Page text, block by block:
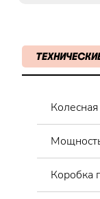
Коробка